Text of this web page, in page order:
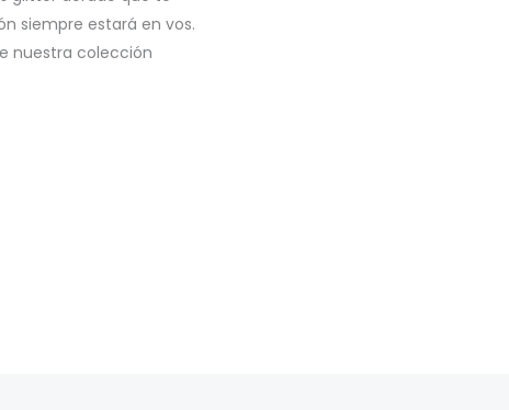
siempre estará en vos.
nuestra colección